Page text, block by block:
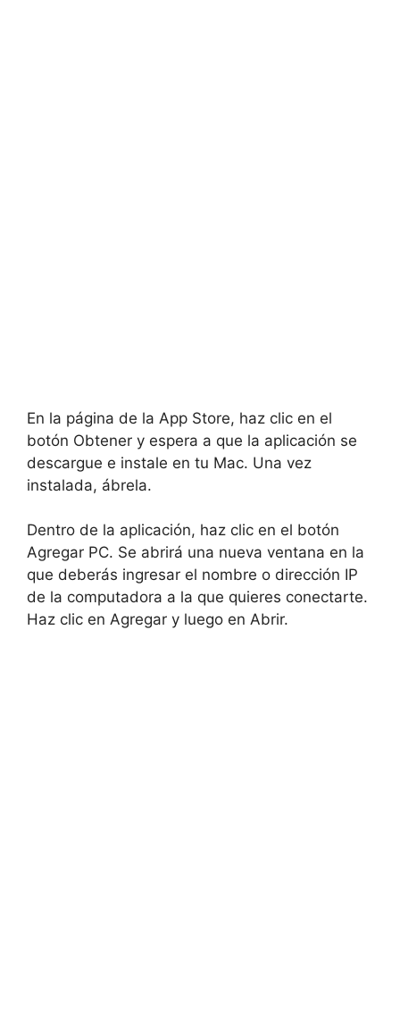
En la página de la App Store, haz clic en el
botón Obtener y espera a que la aplicación se
descargue e instale en tu Mac. Una vez
instalada, ábrela.
Dentro de la aplicación, haz clic en el botón
Agregar PC. Se abrirá una nueva ventana en la
que deberás ingresar el nombre o dirección IP
de la computadora a la que quieres conectarte.
Haz clic en Agregar y luego en Abrir.